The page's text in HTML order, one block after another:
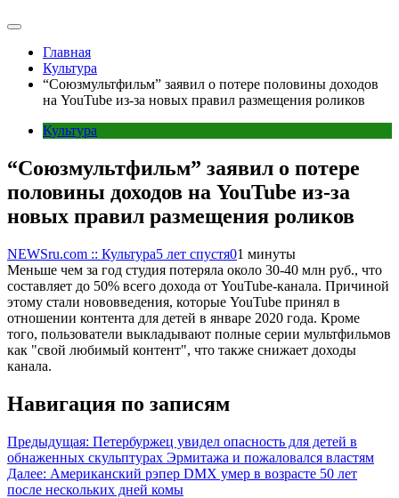
Главная
Культура
“Союзмультфильм” заявил о потере половины доходов
на YouTube из-за новых правил размещения роликов
Культура
“Союзмультфильм” заявил о потере
половины доходов на YouTube из-за
новых правил размещения роликов
NEWSru.com :: Культура5 лет спустя01 минуты
Меньше чем за год студия потеряла около 30-40 млн руб., что
составляет до 50% всего дохода от YouTube-канала. Причиной
этому стали нововведения, которые YouTube принял в
отношении контента для детей в январе 2020 года. Кроме
того, пользователи выкладывают полные серии мультфильмов
как "свой любимый контент", что также снижает доходы
канала.
Навигация по записям
Предыдущая: Петербуржец увидел опасность для детей в
обнаженных скульптурах Эрмитажа и пожаловался властям
Далее: Американский рэпер DMX умер в возрасте 50 лет
после нескольких дней комы